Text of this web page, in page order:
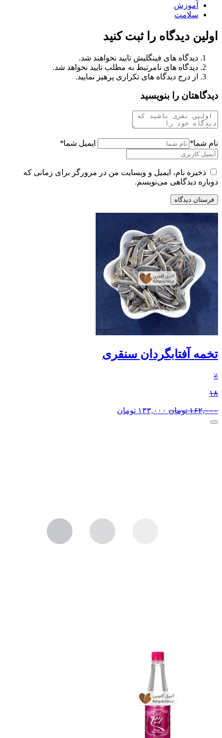
آموزش
سلامت
اولین دیدگاه را ثبت کنید
دیدگاه های فینگلیش تایید نخواهند شد.
دیدگاه های نامرتبط به مطلب تایید نخواهد شد.
از درج دیدگاه های تکراری پرهیز نمایید.
دیدگاهتان را بنویسید
نام شما* ایمیل شما*
ذخیره نام، ایمیل و وبسایت من در مرورگر برای زمانی که
دوباره دیدگاهی می‌نویسم.
تخمه آفتابگردان سنقری
٪
۱۸
۱۶۲,۰۰۰ تومان ۱۳۳,۰۰۰ تومان